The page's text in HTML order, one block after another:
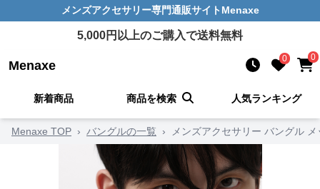
メンズアクセサリー専門通販サイト Menaxe
5,000円以上のご購入で送料無料
Menaxe 0 0
新着商品 商品を検索 人気ランキング
Menaxe TOP › バングルの一覧 › メンズアクセサリー バングル